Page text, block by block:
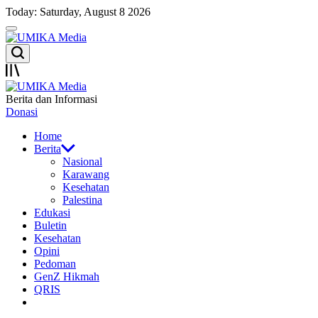
Skip
to
content
Today: Saturday, August 8 2026
Menu
UMIKA
Media
Search
Offcanvas
UMIKA
Media
Berita dan Informasi
Donasi
Home
Berita
Nasional
Karawang
Kesehatan
Palestina
Edukasi
Buletin
Kesehatan
Opini
Pedoman
GenZ Hikmah
QRIS